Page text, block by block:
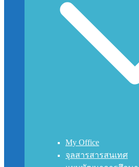
My Office
จุลสารสารสนเทศ